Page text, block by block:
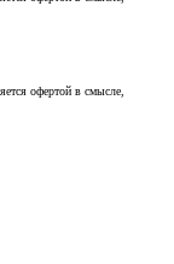
офертой в смысле,